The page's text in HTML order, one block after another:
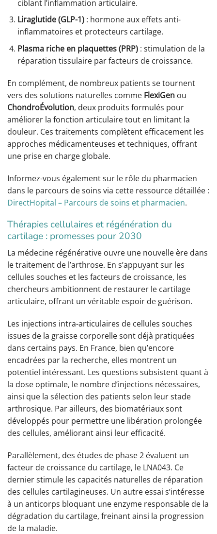
ciblant l’inflammation articulaire.
Liraglutide (GLP-1): hormone aux effets anti-
inflammatoires et protecteurs cartilage.
Plasma riche en plaquettes (PRP): stimulation de la
réparation tissulaire par facteurs de croissance.
En complément, de nombreux patients se tournent
vers des solutions naturelles comme FlexiGen ou
ChondroÉvolution, deux produits formulés pour
améliorer la fonction articulaire tout en limitant la
douleur. Ces traitements complètent efficacement les
approches médicamenteuses et techniques, offrant
une prise en charge globale.
Informez-vous également sur le rôle du pharmacien
dans le parcours de soins via cette ressource détaillée :
DirectHopital – Parcours de soins et pharmacien.
Thérapies cellulaires et régénération du
cartilage : promesses pour 2030
La médecine régénérative ouvre une nouvelle ère dans
le traitement de l’arthrose. En s’appuyant sur les
cellules souches et les facteurs de croissance, les
chercheurs ambitionnent de restaurer le cartilage
articulaire, offrant un véritable espoir de guérison.
Les injections intra-articulaires de cellules souches
issues de la graisse corporelle sont déjà pratiquées
dans certains pays. En France, bien qu’encore
encadrées par la recherche, elles montrent un
potentiel intéressant. Les questions subsistent quant à
la dose optimale, le nombre d’injections nécessaires,
ainsi que la sélection des patients selon leur stade
arthrosique. Par ailleurs, des biomatériaux sont
développés pour permettre une libération prolongée
des cellules, améliorant ainsi leur efficacité.
Parallèlement, des études de phase 2 évaluent un
facteur de croissance du cartilage, le LNA043. Ce
dernier stimule les capacités naturelles de réparation
des cellules cartilagineuses. Un autre essai s’intéresse
à un anticorps bloquant une enzyme responsable de la
dégradation du cartilage, freinant ainsi la progression
de la maladie.